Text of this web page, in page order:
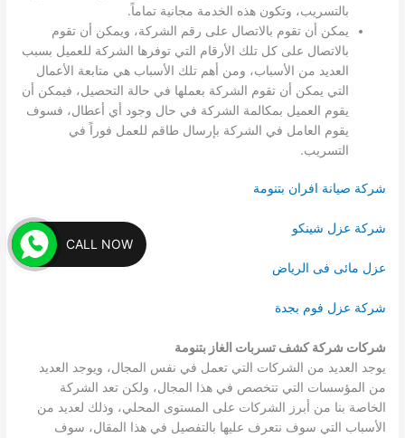
بالتسريب، وتكون هذه الخدمة مجانية تماماً.
يمكن أن تقوم بالاتصال على رقم الشركة، ويمكن أن تقوم
بالاتصال على كل تلك الأرقام التي توفرها الشركة للعميل بسبب
العديد من الأسباب، ومن أهم تلك الأسباب هي متابعة الأعمال
التي يمكن أن تقوم الشركة بعملها في حالة التحصيل، فيمكن أن
يقوم العميل بمكالمة الشركة في حال وجود أي أعطال، فسوف
يقوم العامل في الشركة بإرسال طاقم للعمل فوراً في
التسريب.
شركة صيانة افران بتنومة
شركة عزل شينكو
عزل مائى فى الرياض
شركة عزل فوم بجدة
شركات شركة كشف تسربات الغاز بتنومة
يوجد العديد من الشركات التي تعمل في نفس المجال، ويوجد العديد
من المؤسسات التي تتخصص في هذا المجال، ولكن تعد الشركة
الخاصة بنا من أبرز الشركات على المستوى المحلي، وذلك لعديد من
الأسباب التي سوف نتعرف عليها بالتفصيل في هذا المقال، سوف
CALL NOW